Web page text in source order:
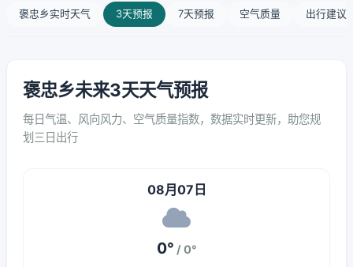
褒忠乡实时天气 3天预报 7天预报 空气质量 出行建议
褒忠乡未来3天天气预报
每日气温、风向风力、空气质量指数，数据实时更新，助您规
划三日出行
08月07日
0° / 0°